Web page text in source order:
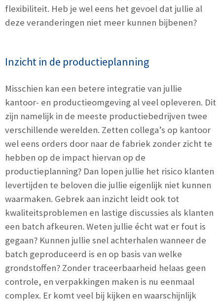
flexibiliteit. Heb je wel eens het gevoel dat jullie al
deze veranderingen niet meer kunnen bijbenen?
Inzicht in de productieplanning
Misschien kan een betere integratie van jullie
kantoor- en productieomgeving al veel opleveren. Dit
zijn namelijk in de meeste productiebedrijven twee
verschillende werelden. Zetten collega’s op kantoor
wel eens orders door naar de fabriek zonder zicht te
hebben op de impact hiervan op de
productieplanning? Dan lopen jullie het risico klanten
levertijden te beloven die jullie eigenlijk niet kunnen
waarmaken. Gebrek aan inzicht leidt ook tot
kwaliteitsproblemen en lastige discussies als klanten
een batch afkeuren. Weten jullie écht wat er fout is
gegaan? Kunnen jullie snel achterhalen wanneer de
batch geproduceerd is en op basis van welke
grondstoffen? Zonder traceerbaarheid helaas geen
controle, en verpakkingen maken is nu eenmaal
complex. Er komt veel bij kijken en waarschijnlijk